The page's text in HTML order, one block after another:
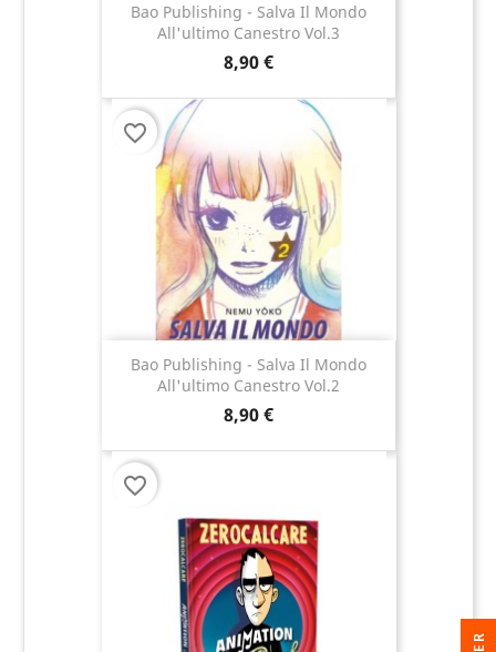
Bao Publishing - Salva Il Mondo
All'ultimo Canestro Vol.3
8,90 €
Bao Publishing - Salva Il Mondo
All'ultimo Canestro Vol.2
8,90 €
favorite_border
favorite_border